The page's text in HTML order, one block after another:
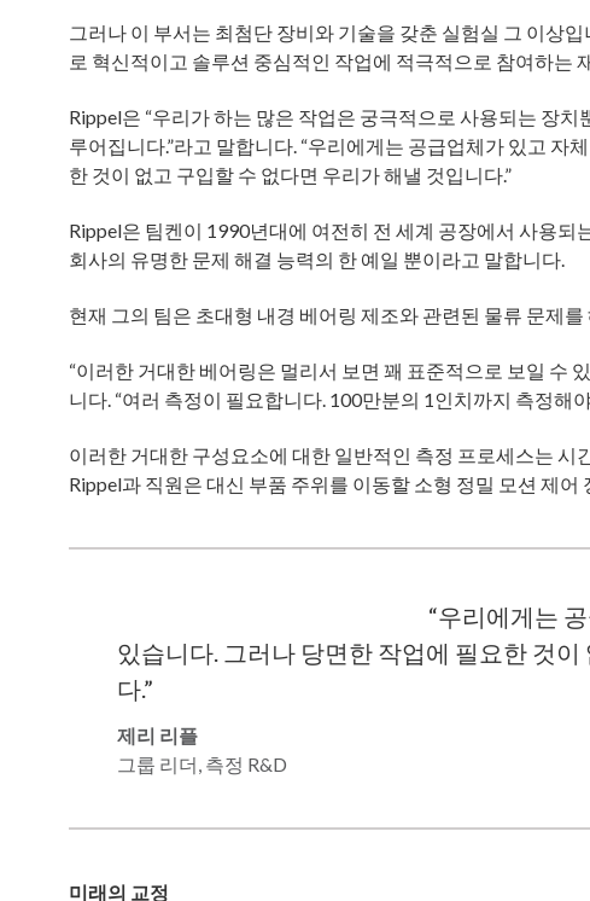
그러나 이 부서는 최첨단 장비와 기술을 갖춘 실험실 그 이상
로 혁신적이고 솔루션 중심적인 작업에 적극적으로 참여하는
Rippel은 “우리가 하는 많은 작업은 궁극적으로 사용되는 장
루어집니다.”라고 말합니다. “우리에게는 공급업체가 있고 자
한 것이 없고 구입할 수 없다면 우리가 해낼 것입니다.”
Rippel은 팀켄이 1990년대에 여전히 전 세계 공장에서 사용
회사의 유명한 문제 해결 능력의 한 예일 뿐이라고 말합니다.
현재 그의 팀은 초대형 내경 베어링 제조와 관련된 물류 문제
“이러한 거대한 베어링은 멀리서 보면 꽤 표준적으로 보일 수
니다. “여러 측정이 필요합니다. 100만분의 1인치까지 측정해
이러한 거대한 구성요소에 대한 일반적인 측정 프로세스는
Rippel과 직원은 대신 부품 주위를 이동할 소형 정밀 모션 제
“우리에게는
있습니다. 그러나 당면한 작업에 필요한 것
다.”
제리 리플
그룹 리더, 측정 R&D
미래의 교정